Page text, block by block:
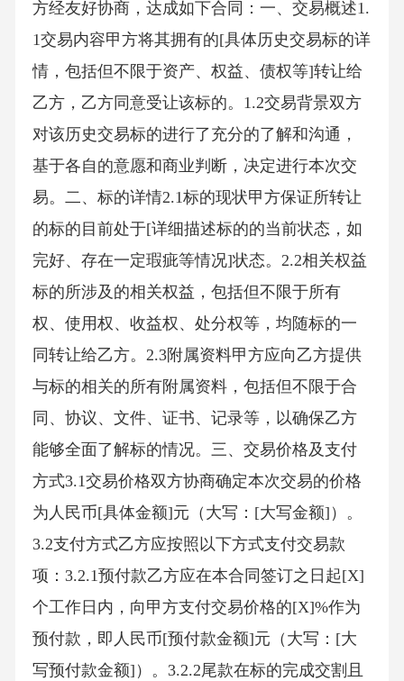
方经友好协商，达成如下合同：一、交易概述1.
1交易内容甲方将其拥有的[具体历史交易标的详
情，包括但不限于资产、权益、债权等]转让给
乙方，乙方同意受让该标的。1.2交易背景双方
对该历史交易标的进行了充分的了解和沟通，
基于各自的意愿和商业判断，决定进行本次交
易。二、标的详情2.1标的现状甲方保证所转让
的标的目前处于[详细描述标的的当前状态，如
完好、存在一定瑕疵等情况]状态。2.2相关权益
标的所涉及的相关权益，包括但不限于所有
权、使用权、收益权、处分权等，均随标的一
同转让给乙方。2.3附属资料甲方应向乙方提供
与标的相关的所有附属资料，包括但不限于合
同、协议、文件、证书、记录等，以确保乙方
能够全面了解标的情况。三、交易价格及支付
方式3.1交易价格双方协商确定本次交易的价格
为人民币[具体金额]元（大写：[大写金额]）。
3.2支付方式乙方应按照以下方式支付交易款
项：3.2.1预付款乙方应在本合同签订之日起[X]
个工作日内，向甲方支付交易价格的[X]%作为
预付款，即人民币[预付款金额]元（大写：[大
写预付款金额]）。3.2.2尾款在标的完成交割且